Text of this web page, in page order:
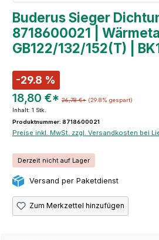
Buderus Sieger
8718600021 |
GB122/132/152(T) |
-29.8 %
18,80 €* 26,78 €* (29.8% gespart)
Inhalt: 1 Stk.
Produktnummer: 8718600021
Preise inkl. MwSt. zzgl. Versandkosten bei
Derzeit nicht auf Lager
Versand per Paketdienst
Zum Merkzettel hinzufügen